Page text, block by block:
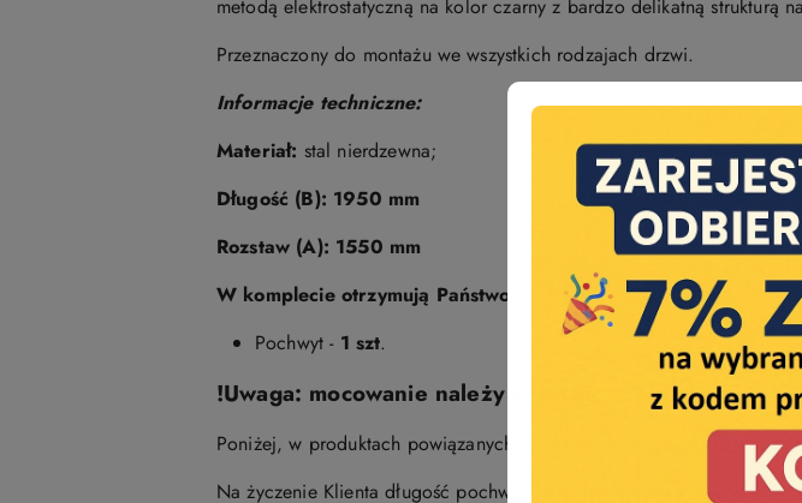
metodą elektrostatyczną na kolor czarny z bardzo delikatną strukturą
Przeznaczony do montażu we wszystkich rodzajach drzwi.
Informacje techniczne:
Materiał: stal nierdzewna;
Długość (B): 1950 mm
Rozstaw (A): 1550 mm
W komplecie otrzymują Państwo:
Pochwyt - 1 szt.
!Uwaga: mocowanie należy zamówić osobno!
Poniżej, w produktach powiązanych, dostępne są
mocowania - w
Na życzenie Klienta długość pochwytu oraz jego rozstaw są